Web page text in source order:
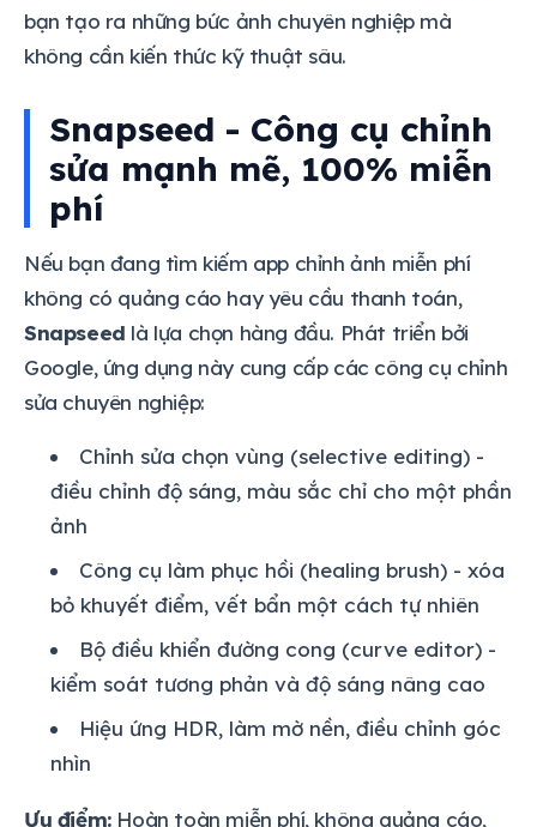
bạn tạo ra những bức ảnh chuyên nghiệp mà
không cần kiến thức kỹ thuật sâu.
Snapseed - Công cụ chỉnh
sửa mạnh mẽ, 100% miễn
phí
Nếu bạn đang tìm kiếm app chỉnh ảnh miễn phí
không có quảng cáo hay yêu cầu thanh toán,
Snapseed là lựa chọn hàng đầu. Phát triển bởi
Google, ứng dụng này cung cấp các công cụ chỉnh
sửa chuyên nghiệp:
Chỉnh sửa chọn vùng (selective editing) -
điều chỉnh độ sáng, màu sắc chỉ cho một phần
ảnh
Công cụ làm phục hồi (healing brush) - xóa
bỏ khuyết điểm, vết bẩn một cách tự nhiên
Bộ điều khiển đường cong (curve editor) -
kiểm soát tương phản và độ sáng nâng cao
Hiệu ứng HDR, làm mờ nền, điều chỉnh góc
nhìn
Ưu điểm:Hoàn toàn miễn phí, không quảng cáo,